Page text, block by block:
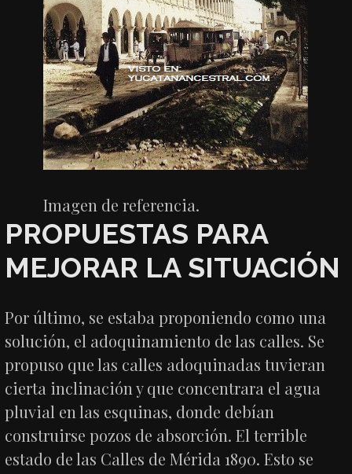
Imagen de referencia.
PROPUESTAS PARA
MEJORAR LA SITUACIÓN
Por último, se estaba proponiendo como una
solución, el adoquinamiento de las calles. Se
propuso que las calles adoquinadas tuvieran
cierta inclinación y que concentrara el agua
pluvial en las esquinas, donde debían
construirse pozos de absorción. El terrible
estado de las Calles de Mérida 1890. Esto se